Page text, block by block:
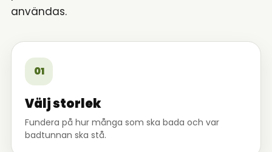
användas.
01
Välj storlek
Fundera på hur många som ska bada och var
badtunnan ska stå.